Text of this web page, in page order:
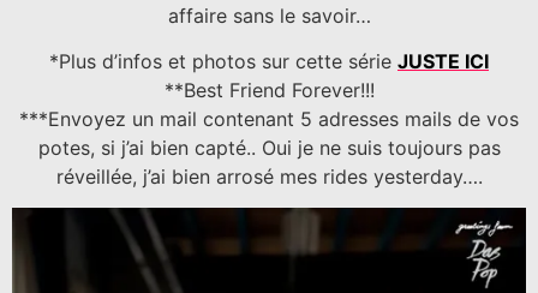
affaire sans le savoir…
*Plus d’infos et photos sur cette série JUSTE ICI
**Best Friend Forever!!!
***Envoyez un mail contenant 5 adresses mails de vos
potes, si j’ai bien capté.. Oui je ne suis toujours pas
réveillée, j’ai bien arrosé mes rides yesterday….